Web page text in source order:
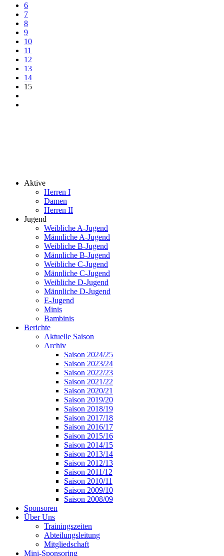
6
7
8
9
10
11
12
13
14
15
Aktive
Herren I
Damen
Herren II
Jugend
Weibliche A-Jugend
Männliche A-Jugend
Weibliche B-Jugend
Männliche B-Jugend
Weibliche C-Jugend
Männliche C-Jugend
Weibliche D-Jugend
Männliche D-Jugend
E-Jugend
Minis
Bambinis
Berichte
Aktuelle Saison
Archiv
Saison 2024/25
Saison 2023/24
Saison 2022/23
Saison 2021/22
Saison 2020/21
Saison 2019/20
Saison 2018/19
Saison 2017/18
Saison 2016/17
Saison 2015/16
Saison 2014/15
Saison 2013/14
Saison 2012/13
Saison 2011/12
Saison 2010/11
Saison 2009/10
Saison 2008/09
Sponsoren
Über Uns
Trainingszeiten
Abteilungsleitung
Mitgliedschaft
Mini-Sponsoring